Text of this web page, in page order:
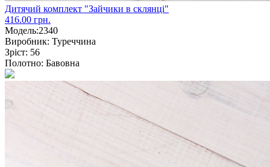
Дитячий комплект "Зайчики в склянці"
416.00 грн.
Модель:2340
Виробник: Туреччина
Зріст: 56
Полотно: Бавовна